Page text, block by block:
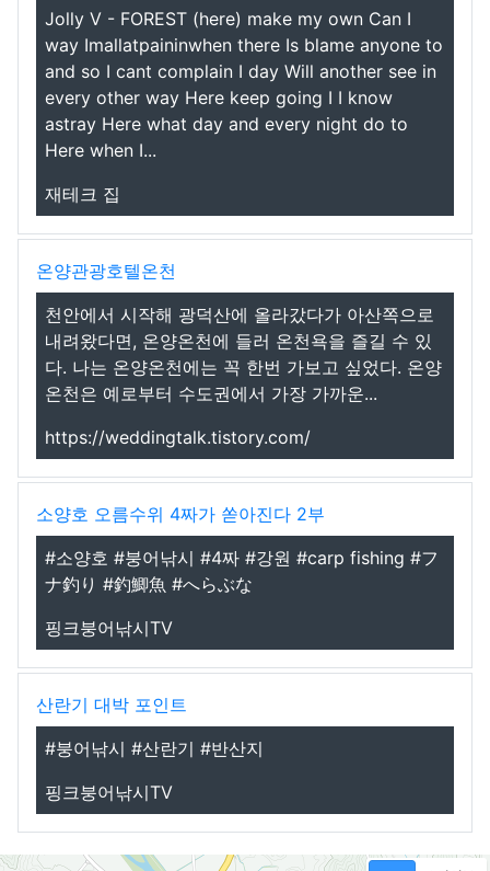
Jolly V - FOREST (here) make my own Can I
way Imallatpaininwhen there Is blame anyone to
and so I cant complain I day Will another see in
every other way Here keep going I I know
astray Here what day and every night do to
Here when I...
재테크 집
온양관광호텔온천
천안에서 시작해 광덕산에 올라갔다가 아산쪽으로
내려왔다면, 온양온천에 들러 온천욕을 즐길 수 있
다. 나는 온양온천에는 꼭 한번 가보고 싶었다. 온양
온천은 예로부터 수도권에서 가장 가까운...
https://weddingtalk.tistory.com/
소양호 오름수위 4짜가 쏟아진다 2부
#소양호 #붕어낚시 #4짜 #강원 #carp fishing #フ
ナ釣り #釣鯽魚 #へらぶな
핑크붕어낚시TV
산란기 대박 포인트
#붕어낚시 #산란기 #반산지
핑크붕어낚시TV